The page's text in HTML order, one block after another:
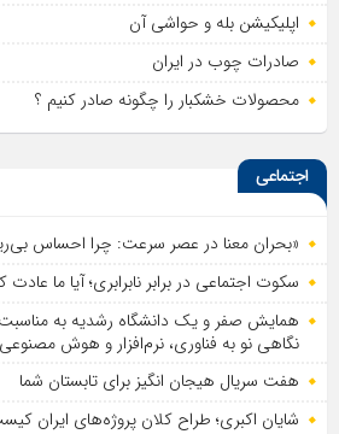
اپلیکیشن بله و حواشی آن
صادرات چوب در ایران
محصولات خشکبار را چگونه صادر کنیم ؟
اجتماعی
«بحران معنا در عصر سرعت: چرا احساس
سکوت اجتماعی در برابر نابرابری؛ آیا ما عادت
همایش صفر و یک دانشگاه رشدیه به
نگاهی نو به فناوری، نرم‌افزار و هوش مصنوعی
هفت سریال هیجان انگیز برای تابستان شما
شایان اکبری؛ طراح کلان پروژه‌های ایران